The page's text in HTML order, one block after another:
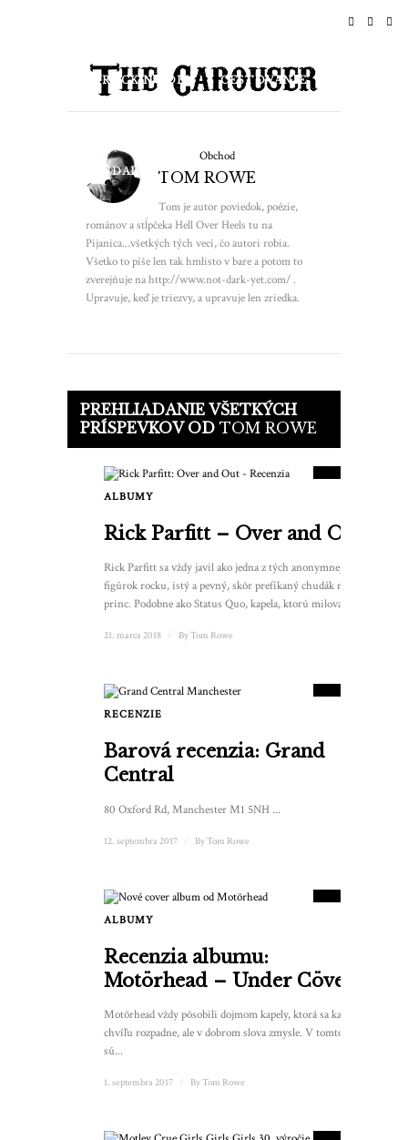
ROCK N ROLL CESTOVANIE
UDALOSTI
Obchod
TOM ROWE
Tom je autor poviedok, poézie,
románov a stĺpčeka Hell Over Heels tu na
Pijanica...všetkých tých vecí, čo autori robia.
Všetko to píše len tak hmlisto v bare a potom to
zverejňuje na http://www.not-dark-yet.com/ .
Upravuje, keď je triezvy, a upravuje len zriedka.
PREHLIADANIE VŠETKÝCH
PRÍSPEVKOV OD TOM ROWE
ALBUMY
Rick Parfitt – Over and Out
Rick Parfitt sa vždy javil ako jedna z tých anonymnejších
figúrok rocku, istý a pevný, skôr prefíkaný chudák než
princ. Podobne ako Status Quo, kapela, ktorú miloval...
21. marca 2018 ByTom Rowe
SKÓRE
RECENZIE
Barová recenzia: Grand
Central
80 Oxford Rd, Manchester M1 5NH ...
12. septembra 2017 ByTom Rowe
ALBUMY
Recenzia albumu:
Motörhead – Under Cöver
Motörhead vždy pôsobili dojmom kapely, ktorá sa každú
chvíľu rozpadne, ale v dobrom slova zmysle. V tomto ohľade
sú...
1. septembra 2017 ByTom Rowe
SKÓRE